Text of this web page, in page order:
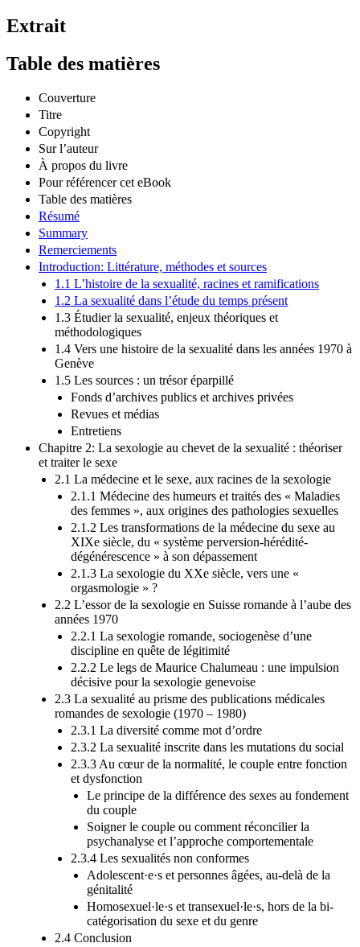
Extrait
Table des matières
Couverture
Titre
Copyright
Sur l’auteur
À propos du livre
Pour référencer cet eBook
Table des matières
Résumé
Summary
Remerciements
Introduction: Littérature, méthodes et sources
1.1 L’histoire de la sexualité, racines et ramifications
1.2 La sexualité dans l’étude du temps présent
1.3 Étudier la sexualité, enjeux théoriques et
méthodologiques
1.4 Vers une histoire de la sexualité dans les années 1970 à
Genève
1.5 Les sources : un trésor éparpillé
Fonds d’archives publics et archives privées
Revues et médias
Entretiens
Chapitre 2: La sexologie au chevet de la sexualité : théoriser
et traiter le sexe
2.1 La médecine et le sexe, aux racines de la sexologie
2.1.1 Médecine des humeurs et traités des « Maladies
des femmes », aux origines des pathologies sexuelles
2.1.2 Les transformations de la médecine du sexe au
XIXe siècle, du « système perversion-hérédité-
dégénérescence » à son dépassement
2.1.3 La sexologie du XXe siècle, vers une «
orgasmologie » ?
2.2 L’essor de la sexologie en Suisse romande à l’aube des
années 1970
2.2.1 La sexologie romande, sociogenèse d’une
discipline en quête de légitimité
2.2.2 Le legs de Maurice Chalumeau : une impulsion
décisive pour la sexologie genevoise
2.3 La sexualité au prisme des publications médicales
romandes de sexologie (1970 – 1980)
2.3.1 La diversité comme mot d’ordre
2.3.2 La sexualité inscrite dans les mutations du social
2.3.3 Au cœur de la normalité, le couple entre fonction
et dysfonction
Le principe de la différence des sexes au fondement
du couple
Soigner le couple ou comment réconcilier la
psychanalyse et l’approche comportementale
2.3.4 Les sexualités non conformes
Adolescent·e·s et personnes âgées, au-delà de la
génitalité
Homosexuel·le·s et transexuel·le·s, hors de la bi-
catégorisation du sexe et du genre
2.4 Conclusion